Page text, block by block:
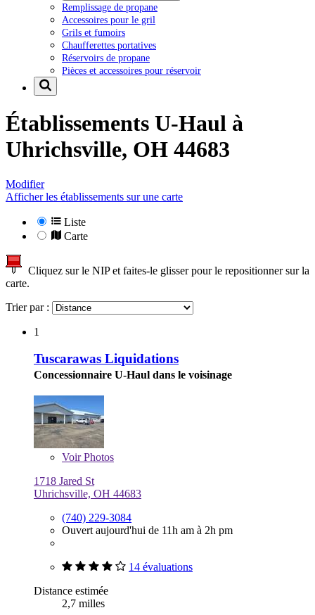
Remplissage de propane
Accessoires pour le gril
Grils et fumoirs
Chaufferettes portatives
Réservoirs de propane
Pièces et accessoires pour réservoir
Établissements U-Haul à
Uhrichsville, OH 44683
Modifier
Afficher les établissements sur une carte
Liste
Carte
Cliquez sur le NIP et faites-le glisser pour le repositionner sur la
carte.
Trier par :
1
Tuscarawas Liquidations
Concessionnaire U-Haul dans le voisinage
VoirPhotos
1718 Jared St
Uhrichsville, OH 44683
(740) 229-3084
Ouvert aujourd'hui de 11h am à 2h pm
14 évaluations
Distance estimée
2,7 milles